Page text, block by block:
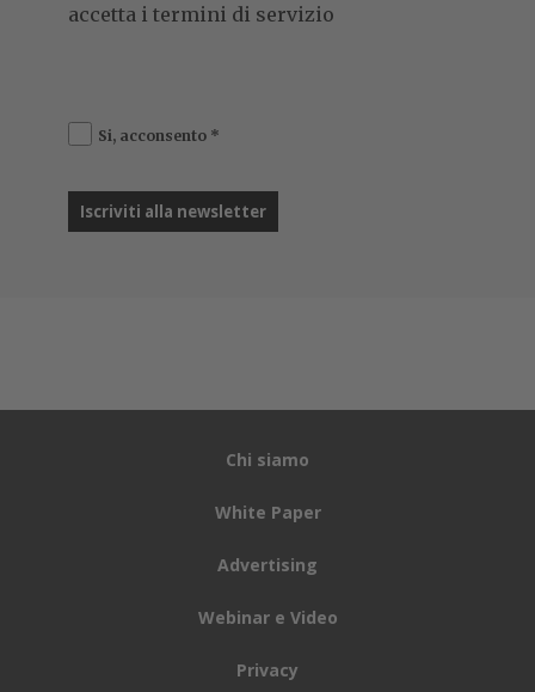
accetta i termini di servizio
Si, acconsento *
Chi siamo
White Paper
Advertising
Webinar e Video
Privacy